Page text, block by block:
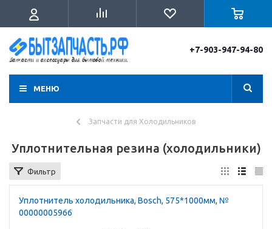
+7-903-947-94-80
МЕНЮ
Запчасти для Холодильников
Уплотнительная резина (холодильники)
Фильтр
Уплотнитель холодильника, Bosch, 575*1000мм, №
00000005966